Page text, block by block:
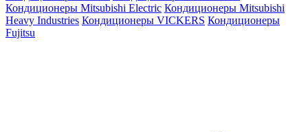
Кондиционеры Mitsubishi Electric Кондиционеры Mitsubishi
Heavy Industries Кондиционеры VICKERS Кондиционеры
Fujitsu